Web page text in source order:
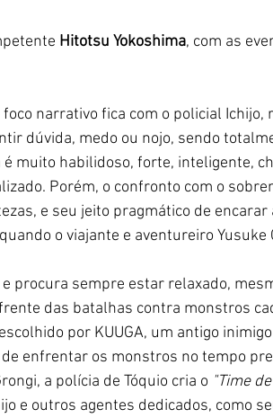
Hitotsu Yokoshima, com as
foco narrativo fica com o policial
dúvida, medo ou nojo, sendo
é muito habilidoso, forte, inteligente,
Porém, o confronto com o
e seu jeito pragmático de
o viajante e aventureiro Yusuke
e procura sempre estar relaxado,
das batalhas contra monstros
por KUUGA, um antigo
enfrentar os monstros no tempo
a polícia de Tóquio cria o "Time
e outros agentes dedicados, como